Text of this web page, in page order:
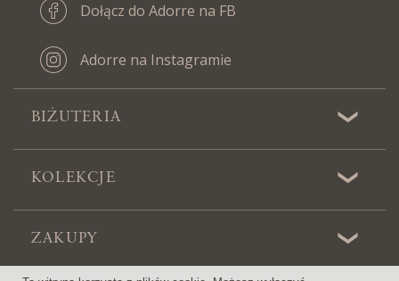
Dołącz do Adorre na FB
Adorre na Instagramie
BIŻUTERIA
KOLEKCJE
ZAKUPY